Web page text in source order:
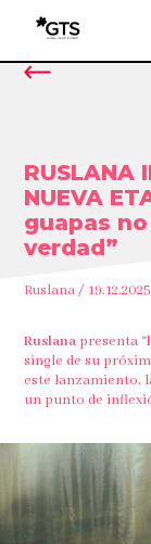
RUSLANA
NUEVA
guapas
verdad”
Ruslana / 19.12.2025
Ruslana presenta
single de su
este lanzamiento,
un punto de